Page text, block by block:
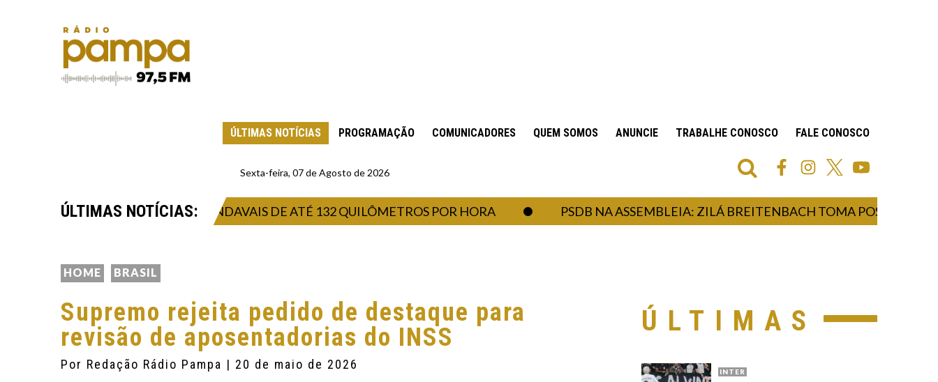
ÚLTIMAS NOTÍCIAS PROGRAMAÇÃO COMUNICADORES QUEM SOMOS ANUNCIE TRABALHE CONOSCO FALE CONOSCO
Sexta-feira, 07 de Agosto de 2026
ÚLTIMAS NOTÍCIAS:
TEMPORAL INTENSO E VENDAVAIS DE ATÉ 132 QUILÔMETROS POR HORA PSDB NA ASSEMBLEIA: ZILÁ BREITENBACH TOMA POSSE COMO
HOME BRASIL
Supremo rejeita pedido de destaque para
revisão de aposentadorias do INSS
Por Redação Rádio Pampa | 20 de maio de 2026
ÚLTIMAS
INTER